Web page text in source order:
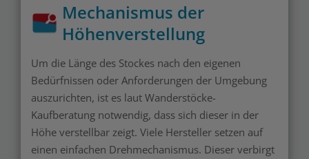
Mechanismus der
Höhenverstellung
Um die Länge des Stockes nach den eigenen
Bedürfnissen oder Anforderungen der Umgebung
auszurichten, ist es laut Wanderstöcke-
Kaufberatung notwendig, dass sich dieser in der
Höhe verstellbar zeigt. Viele Hersteller setzen auf
einen einfachen Drehmechanismus. Dieser verbirgt